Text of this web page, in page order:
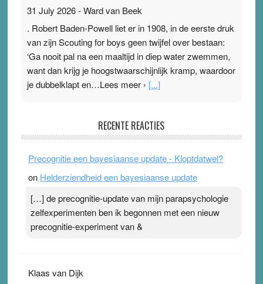
31 July 2026-Ward van Beek
. Robert Baden-Powell liet er in 1908, in de eerste druk
van zijn Scouting for boys geen twijfel over bestaan:
‘Ga nooit pal na een maaltijd in diep water zwemmen,
want dan krijg je hoogstwaarschijnlijk kramp, waardoor
je dubbelklapt en…Lees meer › [...]
Ward van Beek
topsporters. Ze hopen ermee hun hartslag te verlagen
terwijl ze meer zuurstof opnemen. Daarop heeft zo’n
ademen’ kan goud waard zijn. Door…Lees meer
Pleisterplakkers in de topspsort ›[...]
RECENTE REACTIES
Precognitie een bayesiaanse update - Kloptdatwel?
on Helderziendheid een bayesiaanse update
[…] de precognitie-update van mijn parapsychologie
zelfexperimenten ben ik begonnen met een nieuw
precognitie-experiment van &
Klaas van Dijk